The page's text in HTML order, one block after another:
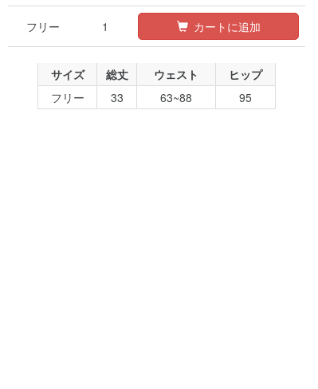
フリー 1 カートに追加
サイズ 総丈 ウェスト
ヒップ
フリー
33 63~88 95